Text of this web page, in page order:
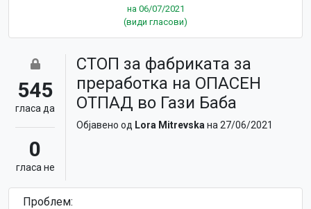
на 06/07/2021
(види гласови)
545
гласa да
0
гласa не
СТОП за фабриката за
преработка на ОПАСЕН
ОТПАД во Гази Баба
Објавено од Lora Mitrevska на 27/06/2021
Проблем: